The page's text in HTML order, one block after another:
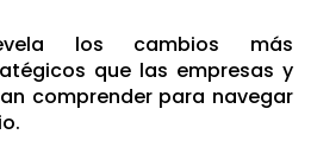
los cambios más
que las empresas y
comprender para navegar